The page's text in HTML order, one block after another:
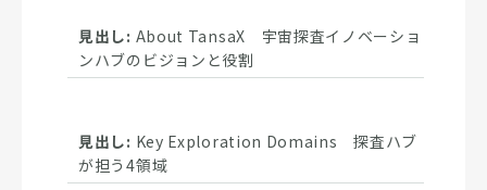
About TansaX 宇宙探査イノベーショ
ンハブのビジョンと役割
Key Exploration Domains 探査ハブ
が担う4領域